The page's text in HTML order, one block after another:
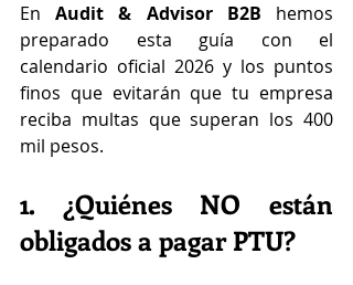
En Audit & Advisor B2B hemos
preparado esta guía con el
calendario oficial 2026 y los puntos
finos que evitarán que tu empresa
reciba multas que superan los 400
mil pesos.
1. ¿Quiénes NO están
obligados a pagar PTU?